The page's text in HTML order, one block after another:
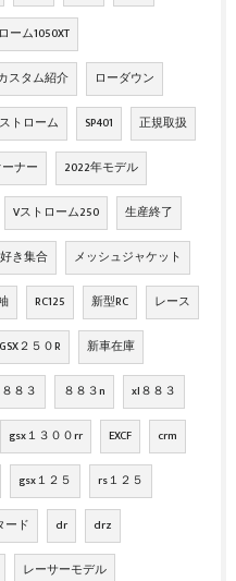
ーム1050XT
スタム紹介 ローダウン
トローム SP401 正規取扱
ーナー 2022年モデル
Vストローム250 生産終了
き集合 メッシュジャケット
RC125 新型RC レース
GSX２５０R 新車在庫
８８３ ８８３n xl８８３
gsx１３００rr EXCF crm
gsx１２５ rs１２５
ード dr drz
レーサーモデル